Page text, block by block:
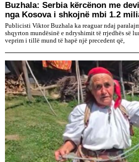
Buzhala: Serbia kërcënon me
nga Kosova i shkojnë mbi 1.2
Publicisti Viktor Buzhala ka reaguar ndaj
shqyrton mundësinë e ndryshimit të rrjedhës së
veprim i tillë mund të hapë një precedent që,